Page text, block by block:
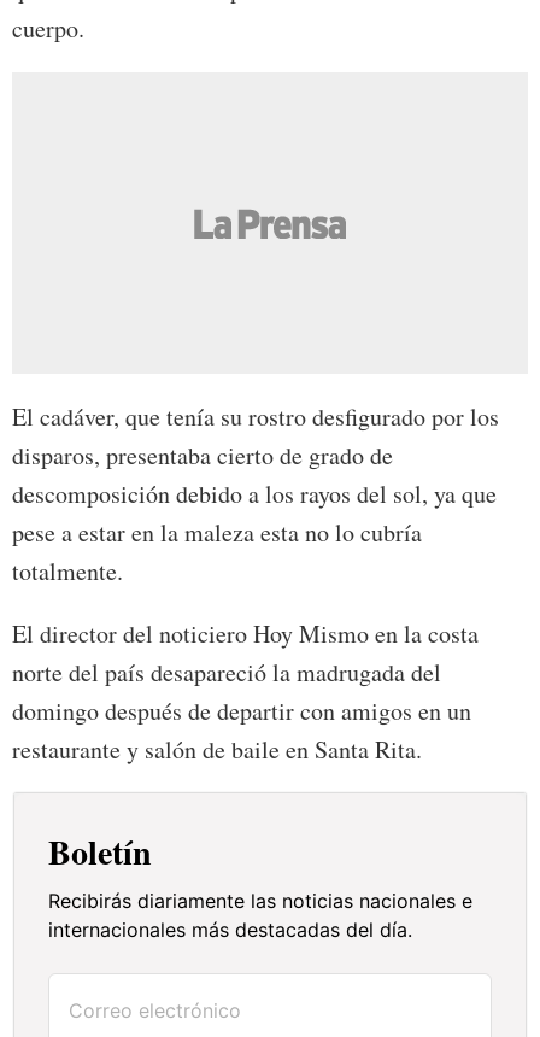
cuerpo.
El cadáver, que tenía su rostro desfigurado por los
disparos, presentaba cierto de grado de
descomposición debido a los rayos del sol, ya que
pese a estar en la maleza esta no lo cubría
totalmente.
El director del noticiero Hoy Mismo en la costa
norte del país desapareció la madrugada del
domingo después de departir con amigos en un
restaurante y salón de baile en Santa Rita.
Boletín
Recibirás diariamente las noticias nacionales e
internacionales más destacadas del día.